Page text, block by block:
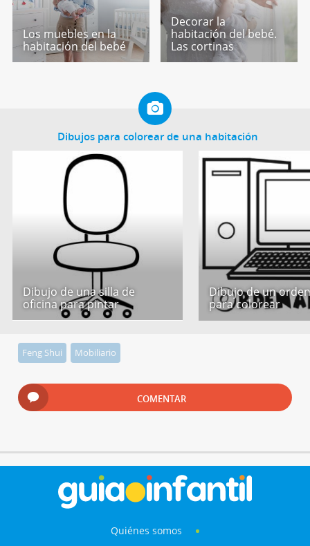
Los muebles en la
habitación del bebé
Decorar la
habitación del bebé.
Las cortinas
Dibujos para colorear de una habitación
Dibujo de una silla de
oficina para pintar
Dibujo de un
para colorear
Feng Shui Mobiliario
COMENTAR
Quiénes somos